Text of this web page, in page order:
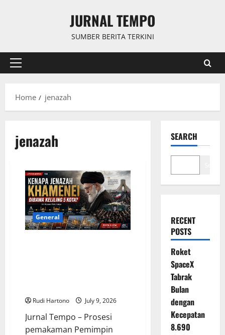
JURNAL TEMPO
SUMBER BERITA TERKINI
Primary
Home
jenazah
jenazah
General
Rudi Hartono July 9, 2026
Jurnal Tempo – Prosesi
pemakaman Pemimpin
SEARCH
RECENT
POSTS
Roket
SpaceX
Tabrak
Bulan
dengan
Kecepatan
8.690